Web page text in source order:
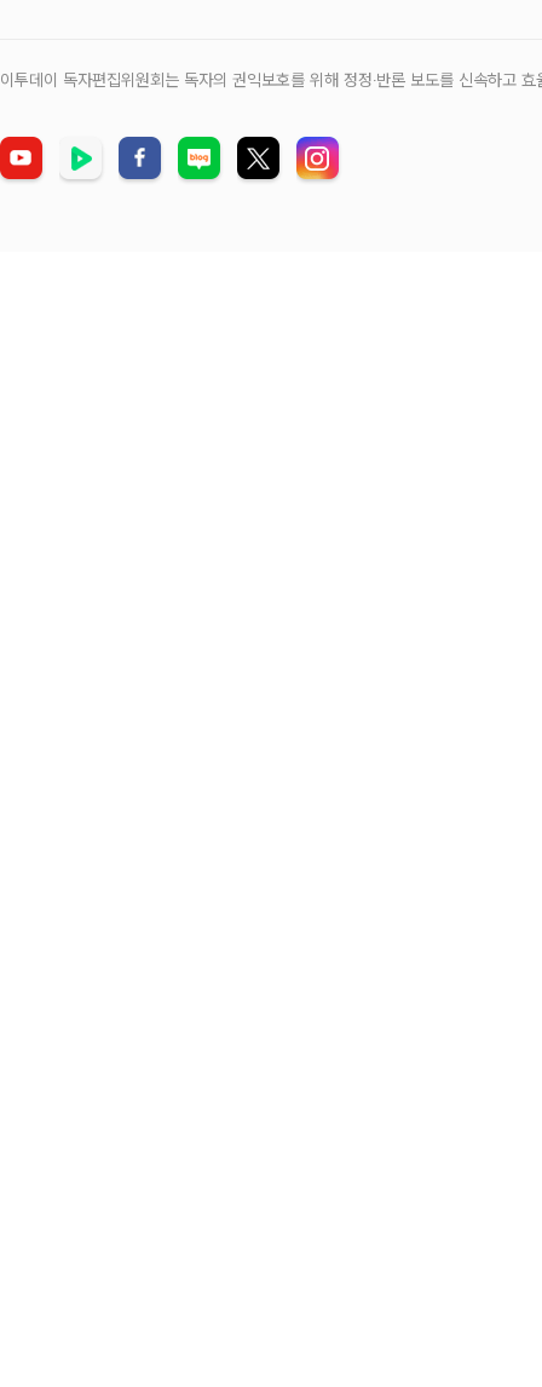
이투데이 독자편집위원회는 독자의 권익보호를 위해 정정‧반론 보도를 신속하고